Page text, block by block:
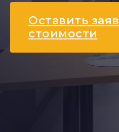
Оставить
стоимости